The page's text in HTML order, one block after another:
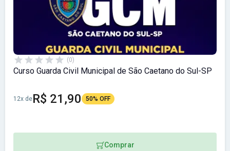
(0)
Curso Guarda Civil Municipal de São Caetano do Sul-SP
12x deR$ 21,90 50% OFF
Comprar